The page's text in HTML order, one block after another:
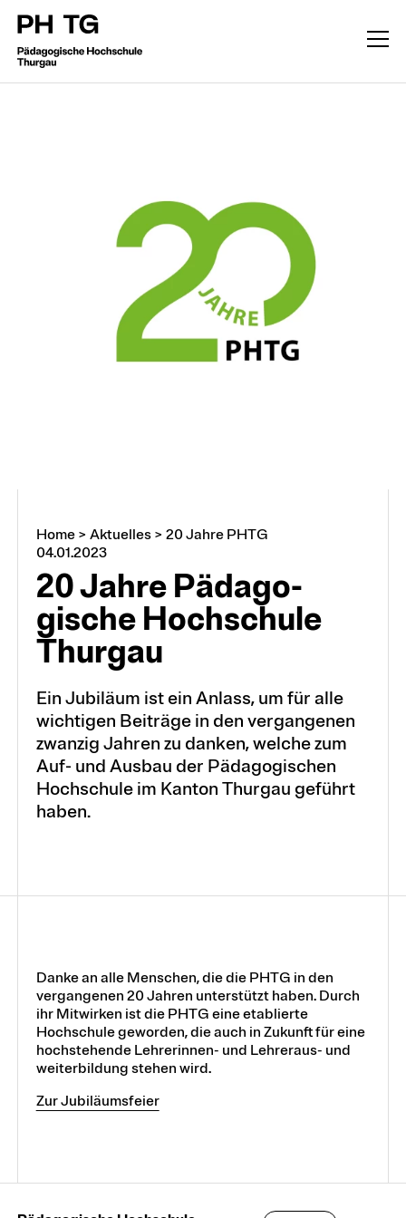
Home> Aktuelles> 20 Jahre PHTG
04.01.2023
20 Jahre Pädago­
gische Hoch­schule
Thurgau
Ein Jubiläum ist ein Anlass, um für alle
wichtigen Beiträge in den vergangenen
zwanzig Jahren zu danken, welche zum
Auf- und Ausbau der Pädagogischen
Hochschule im Kanton Thurgau geführt
haben.
Danke an alle Menschen, die die PHTG in den
vergangenen 20 Jahren unterstützt haben. Durch
ihr Mitwirken ist die PHTG eine etablierte
Hochschule geworden, die auch in Zukunft für eine
hochstehende Lehrerinnen- und Lehreraus- und
weiterbildung stehen wird.
Zur Jubiläumsfeier